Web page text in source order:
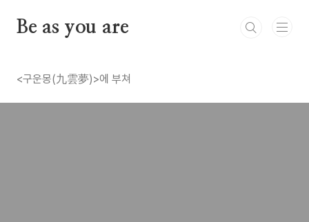
Be as you are
<구운몽(九雲夢)>에 부쳐